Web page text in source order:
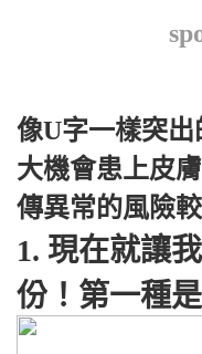
像U字一樣突
大機會患上皮
傳異常的風險較
1. 現在就讓
份！第一種